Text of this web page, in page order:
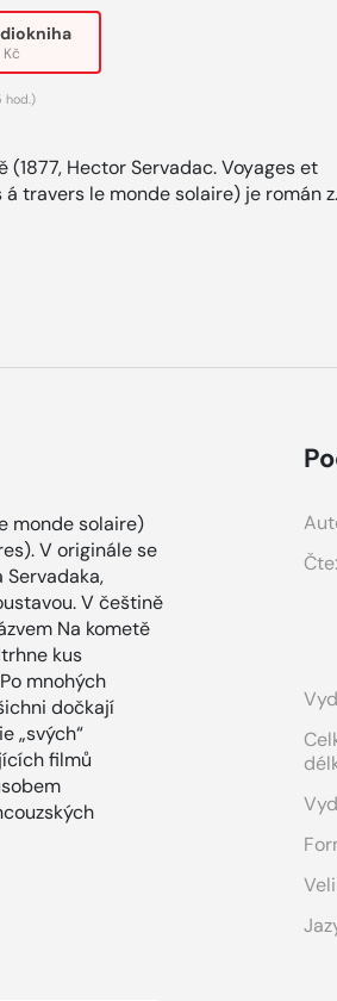
Kč
hod.)
(1877, Hector Servadac. Voyages et
travers le monde solaire) je román
monde solaire)
V originále se
V češtině
Na kometě
kus
mnohých
dočkají
„svých“
filmů
Čte: